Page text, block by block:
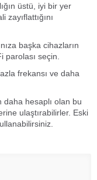
üstü, iyi bir yer
başka cihazların
seçin.
frekansı ve daha
daha hesaplı olan bu
ulaştırabilirler. Eski